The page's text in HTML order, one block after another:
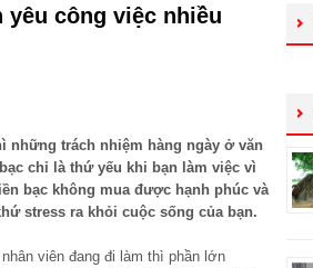
yêu công việc nhiều
những trách nhiệm hàng ngày ở văn
chỉ là thứ yếu khi bạn làm việc vì
bạc không mua được hạnh phúc và
stress ra khỏi cuộc sống của bạn.
viên đang đi làm thì phần lớn